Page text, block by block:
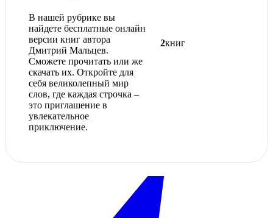
В нашей рубрике вы
найдете бесплатные онлайн
версии книг автора
Дмитрий Мальцев.
Сможете прочитать или же
скачать их. Откройте для
себя великолепный мир
слов, где каждая строчка –
это приглашение в
увлекательное
приключение.
2книг